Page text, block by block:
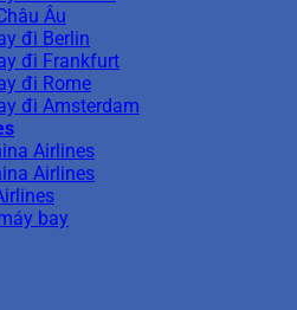
Âu
đi Berlin
đi Frankfurt
đi Rome
đi Amsterdam
Airlines
Airlines
bay